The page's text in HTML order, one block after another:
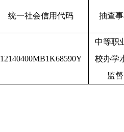
统一社会信用代码 抽查
12140400MB1K68590Y
中等职
校办学
监督